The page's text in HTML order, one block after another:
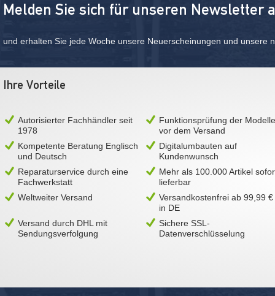
Melden Sie sich für unseren Newsletter
und erhalten Sie jede Woche unsere Neuerscheinungen und unsere
Ihre Vorteile
Autorisierter Fachhändler seit
1978
Funktionsprüfung der Modelle
vor dem Versand
Kompetente Beratung Englisch
und Deutsch
Digitalumbauten auf
Kundenwunsch
Reparaturservice durch eine
Fachwerkstatt
Mehr als 100.000 Artikel
lieferbar
Weltweiter Versand
Versandkostenfrei ab 99,99 €
in DE
Versand durch DHL mit
Sendungsverfolgung
Sichere SSL-
Datenverschlüsselung